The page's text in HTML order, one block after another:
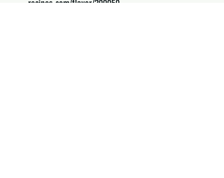
recipes.com/flavor/200050